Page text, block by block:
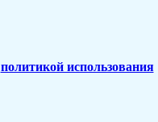
политикой использования